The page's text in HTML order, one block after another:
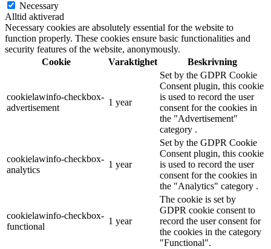
Necessary
Alltid aktiverad
Necessary cookies are absolutely essential for the website to
function properly. These cookies ensure basic functionalities and
security features of the website, anonymously.
Cookie
Varaktighet Beskrivning
cookielawinfo-checkbox-
advertisement
1 year
Set by the GDPR Cookie
Consent plugin, this cookie
is used to record the user
consent for the cookies in
the "Advertisement"
category .
cookielawinfo-checkbox-
analytics
1 year
Set by the GDPR Cookie
Consent plugin, this cookie
is used to record the user
consent for the cookies in
the "Analytics" category .
cookielawinfo-checkbox-
functional
1 year
The cookie is set by
GDPR cookie consent to
record the user consent for
the cookies in the category
"Functional".